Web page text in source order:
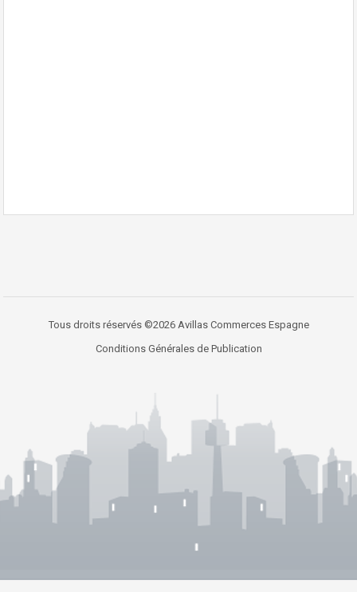
Tous droits réservés ©2026 Avillas Commerces Espagne
Conditions Générales de Publication